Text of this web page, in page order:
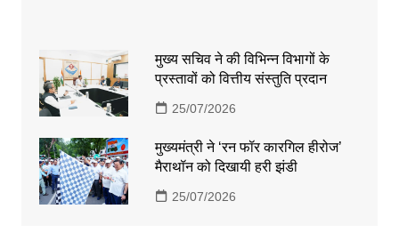
मुख्य सचिव ने की विभिन्न विभागों के
प्रस्तावों को वित्तीय संस्तुति प्रदान
25/07/2026
मुख्यमंत्री ने ‘रन फॉर कारगिल हीरोज’
मैराथॉन को दिखायी हरी झंडी
25/07/2026